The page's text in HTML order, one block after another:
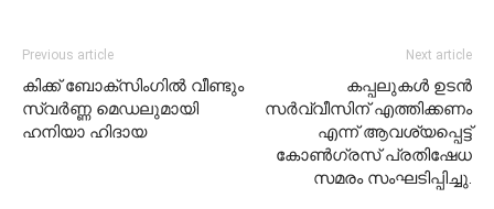
Previous article
കിക്ക് ബോക്സിംഗിൽ വീണ്ടും
സ്വർണ്ണ മെഡലുമായി
ഹനിയാ ഹിദായ
Next article
കപ്പലുകൾ ഉടൻ
സർവ്വീസിന് എത്തിക്കണം
എന്ന് ആവശ്യപ്പെട്ട്
കോൺഗ്രസ് പ്രതിഷേധ
സമരം സംഘടിപ്പിച്ചു.